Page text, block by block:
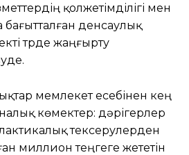
қолжетімділігі мен
бағытталған денсаулық
түрде жаңғырту
мемлекет есебінен кең
көмектер: дәрігерлер
тексерулерден
миллион теңгеге жететін